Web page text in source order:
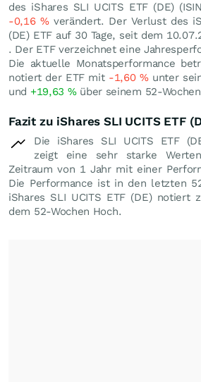
des iShares SLI UCITS ETF (DE)
-0,16 %verändert. Der Verlust des
(DE) ETF auf 30 Tage, seit dem
. Der ETF verzeichnet eine
Die aktuelle Monatsperformance
notiert der ETF mit -1,60 %unter
und +19,63 %über seinem 52-
Fazit zu iShares SLI UCITS ETF
Die iShares SLI UCITS ETF
zeigt eine sehr starke
Zeitraum von 1 Jahr mit einer
Die Performance ist in den letzten
iShares SLI UCITS ETF (DE) notiert
dem 52-Wochen Hoch.